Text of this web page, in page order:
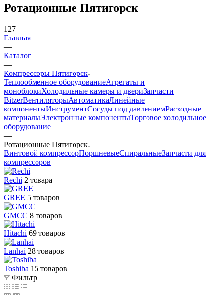
Ротационные Пятигорск
127
Главная
—
Каталог
—
Компрессоры Пятигорск
Теплообменное оборудованиеАгрегаты и
моноблокиХолодильные камеры и двериЗапчасти
BitzerВентиляторыАвтоматикаЛинейные
компонентыИнструментСосуды под давлениемРасходные
материалыЭлектронные компонентыТорговое холодильное
оборудование
—
Ротационные Пятигорск
Винтовой компрессорПоршневыеСпиральныеЗапчасти для
компрессоров
Rechi 2 товара
GREE 5 товаров
GMCC 8 товаров
Hitachi 69 товаров
Lanhai 28 товаров
Toshiba 15 товаров
Фильтр